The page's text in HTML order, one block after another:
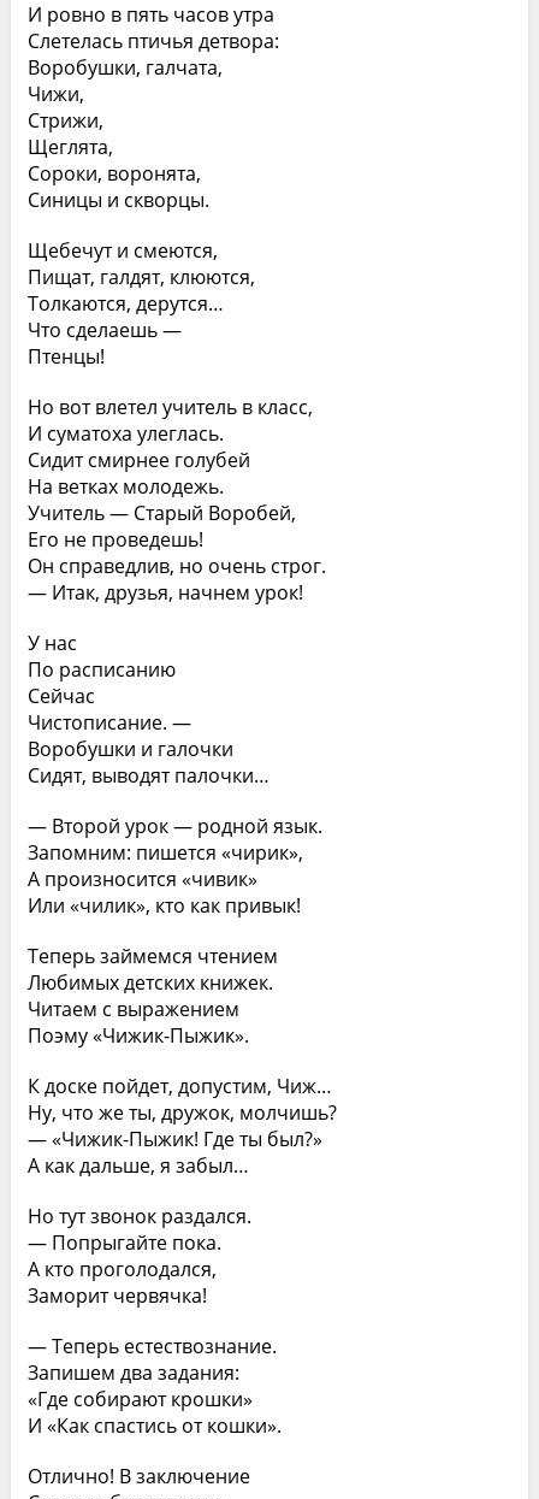
И ровно в пять часов утра
Слетелась птичья детвора:
Воробушки, галчата,
Чижи,
Стрижи,
Щеглята,
Сороки, воронята,
Синицы и скворцы.
Щебечут и смеются,
Пищат, галдят, клюются,
Толкаются, дерутся…
Что сделаешь —
Птенцы!
Но вот влетел учитель в класс,
И суматоха улеглась.
Сидит смирнее голубей
На ветках молодежь.
Учитель — Старый Воробей,
Его не проведешь!
Он справедлив, но очень строг.
— Итак, друзья, начнем урок!
У нас
По расписанию
Сейчас
Чистописание. —
Воробушки и галочки
Сидят, выводят палочки…
— Второй урок — родной язык.
Запомним: пишется «чирик»,
А произносится «чивик»
Или «чилик», кто как привык!
Теперь займемся чтением
Любимых детских книжек.
Читаем с выражением
Поэму «Чижик-Пыжик».
К доске пойдет, допустим, Чиж…
Ну, что же ты, дружок, молчишь?
— «Чижик-Пыжик! Где ты был?»
А как дальше, я забыл…
Но тут звонок раздался.
— Попрыгайте пока.
А кто проголодался,
Заморит червячка!
— Теперь естествознание.
Запишем два задания:
«Где собирают крошки»
И «Как спастись от кошки».
Отлично! В заключение